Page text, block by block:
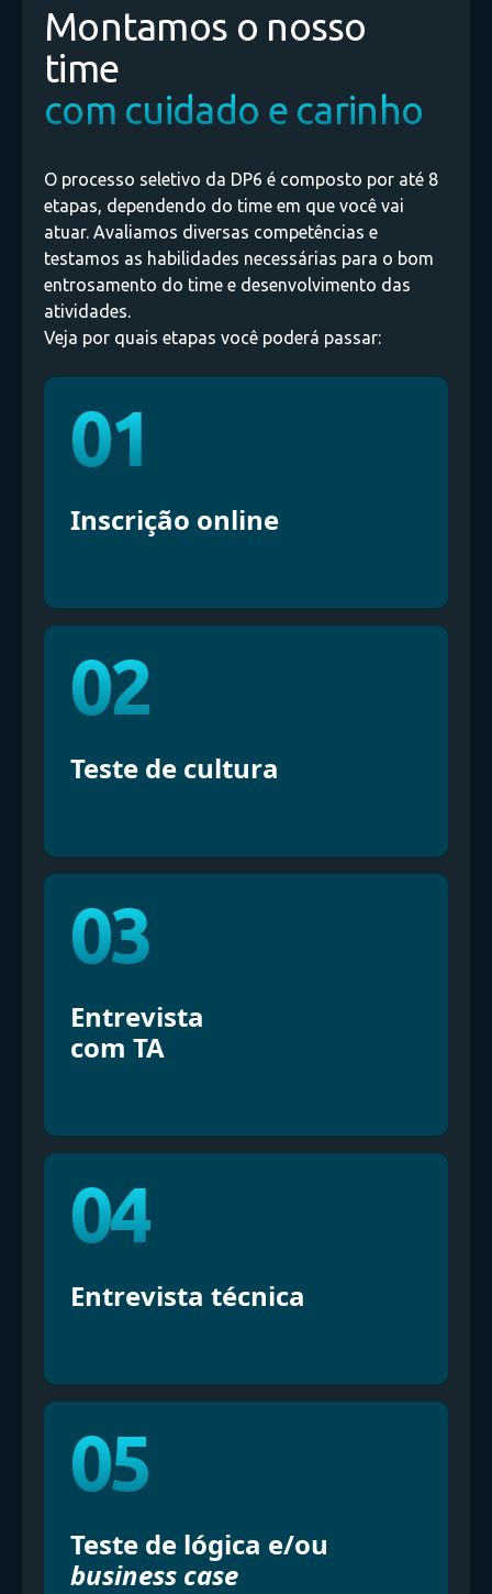
Montamos o nosso
time
com cuidado e carinho
O processo seletivo da DP6 é composto por até 8
etapas, dependendo do time em que você vai
atuar. Avaliamos diversas competências e
testamos as habilidades necessárias para o bom
entrosamento do time e desenvolvimento das
atividades.
Veja por quais etapas você poderá passar:
01
Inscrição online
02
Teste de cultura
03
Entrevista
com TA
04
Entrevista técnica
05
Teste de lógica e/ou
business case